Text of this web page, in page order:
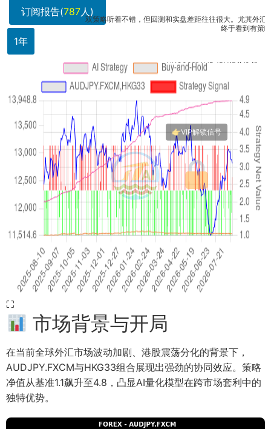
订阅报告(787人)
1年
⛶
终于看到有策略同
HKG33和AUDJPY相关性低，组合
双策略听着不错，但回测和实盘差距往往很大。尤其外汇...
市场背景与开局
在当前全球外汇市场波动加剧、港股震荡分化的背景下，
AUDJPY.FXCM与HKG33组合展现出强劲的协同效应。策略
净值从基准1.1飙升至4.8，凸显AI量化模型在跨市场套利中的
独特优势。